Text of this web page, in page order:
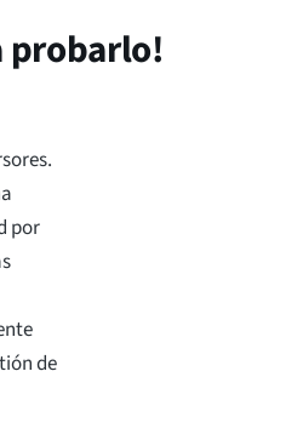
probarlo!
por
de